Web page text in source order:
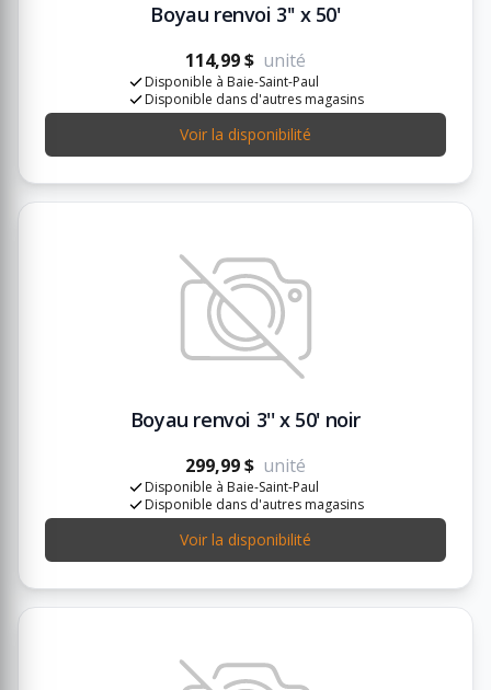
Boyau renvoi 3'' x 50'
114,99 $ unité
Disponible à Baie-Saint-Paul
Disponible dans d'autres magasins
Voir la disponibilité
Boyau renvoi 3'' x 50' noir
299,99 $ unité
Disponible à Baie-Saint-Paul
Disponible dans d'autres magasins
Voir la disponibilité